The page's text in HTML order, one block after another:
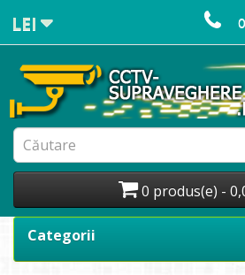
LEI
0 produs(e) -
Categorii